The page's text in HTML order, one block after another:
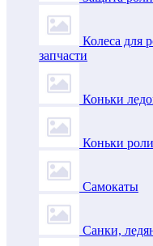
Колеса для
запчасти
Коньки
Коньки
Самокаты
Санки,